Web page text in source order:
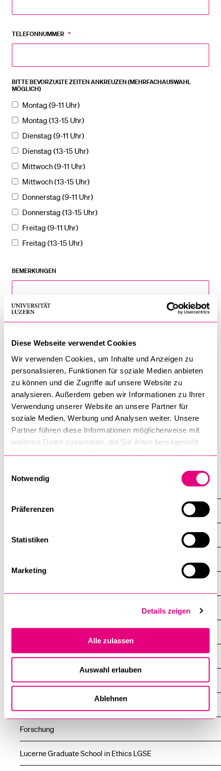
Diese Webseite verwendet Cookies
Wir verwenden Cookies, um Inhalte und Anzeigen zu
personalisieren, Funktionen für soziale Medien anbieten
zu können und die Zugriffe auf unsere Website zu
analysieren. Außerdem geben wir Informationen zu Ihrer
Verwendung unserer Website an unsere Partner für
soziale Medien, Werbung und Analysen weiter. Unsere
Partner führen diese Informationen möglicherweise mit
weiteren Daten zusammen, die Sie ihnen bereitgestellt
Notwendig
Präferenzen
Statistiken
Marketing
Details zeigen
Alle zulassen
Auswahl erlauben
Ablehnen
Institut für Sozialethik ISE
Übersicht
Lucerne Summer University: Ethics in a Global Context LSUE
Studium
Forschung
Lucerne Graduate School in Ethics LGSE
TELEFONNUMMER *
BITTE BEVORZUGTE ZEITEN ANKREUZEN (MEHRFACHAUSWAHL
MÖGLICH)
Montag (9-11 Uhr)
Montag (13-15 Uhr)
Dienstag (9-11 Uhr)
Dienstag (13-15 Uhr)
Mittwoch (9-11 Uhr)
Mittwoch (13-15 Uhr)
Donnerstag (9-11 Uhr)
Donnerstag (13-15 Uhr)
Freitag (9-11 Uhr)
Freitag (13-15 Uhr)
BEMERKUNGEN
Termin anfragen
Anti-Roboter-Verifizierung
Hier klicken